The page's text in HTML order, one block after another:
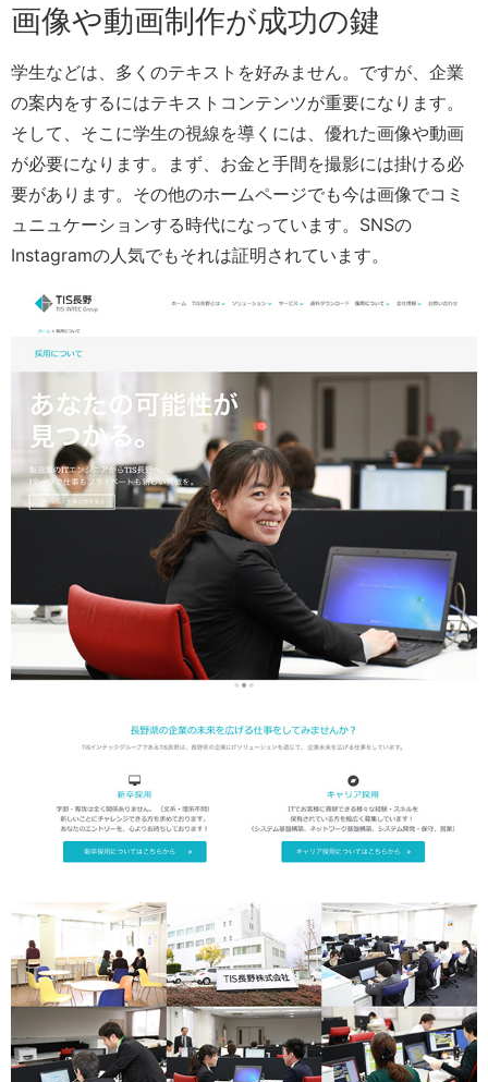
画像や動画制作が成功の鍵
学生などは、多くのテキストを好みません。ですが、企業
の案内をするにはテキストコンテンツが重要になります。
そして、そこに学生の視線を導くには、優れた画像や動画
が必要になります。まず、お金と手間を撮影には掛ける必
要があります。その他のホームページでも今は画像でコミ
ュニュケーションする時代になっています。SNSの
Instagramの人気でもそれは証明されています。